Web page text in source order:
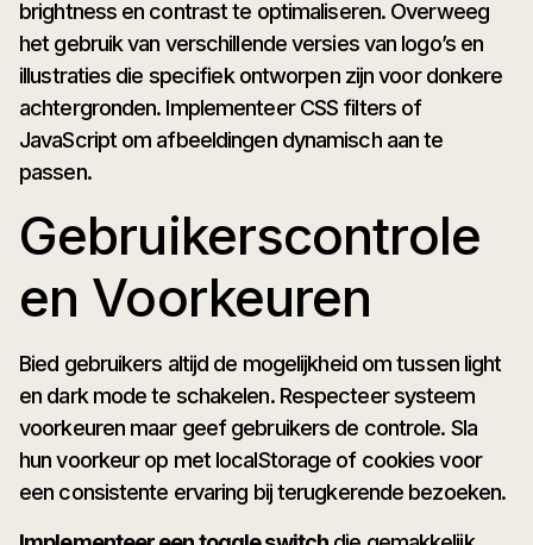
brightness en contrast te optimaliseren. Overweeg
het gebruik van verschillende versies van logo’s en
illustraties die specifiek ontworpen zijn voor donkere
achtergronden. Implementeer CSS filters of
JavaScript om afbeeldingen dynamisch aan te
passen.
Gebruikerscontrole
en Voorkeuren
Bied gebruikers altijd de mogelijkheid om tussen light
en dark mode te schakelen. Respecteer systeem
voorkeuren maar geef gebruikers de controle. Sla
hun voorkeur op met localStorage of cookies voor
een consistente ervaring bij terugkerende bezoeken.